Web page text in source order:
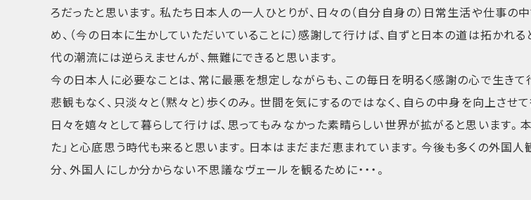
ろだったと思います。私たち日本人の一人ひとりが、日々の（自分自身の）日常生活や仕事の中
め、（今の日本に生かしていただいていることに）感謝して行けば、自ずと日本の道は拓かれ
代の潮流には逆らえませんが、無難にできると思います。
今の日本人に必要なことは、常に最悪を想定しながらも、この毎日を明るく感謝の心で生きて
悲観もなく、只淡々と（黙々と）歩くのみ。世間を気にするのではなく、自らの中身を向上させ
日々を嬉々として暮らして行けば、思ってもみなかった素晴らしい世界が拡がると思います。
た」と心底思う時代も来ると思います。日本はまだまだ恵まれています。今後も多くの外国人
分、外国人にしか分からない不思議なヴェールを観るために・・・。